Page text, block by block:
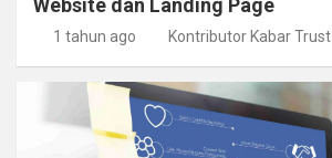
1 tahun ago Kontributor Kabar Trust